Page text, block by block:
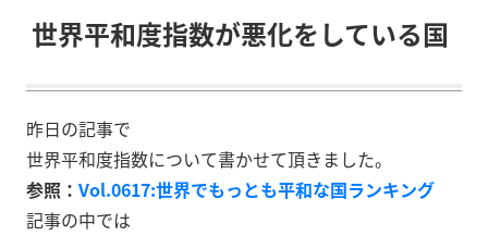
世界平和度指数が悪化をしている国
昨日の記事で
世界平和度指数について書かせて頂きました。
参照： Vol.0617:世界でもっとも平和な国ランキング
記事の中では